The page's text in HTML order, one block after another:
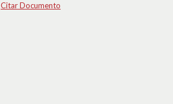
Citar Documento